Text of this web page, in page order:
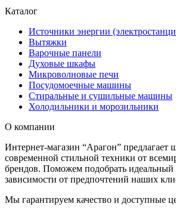
Каталог
Источники энергии
Вытяжки
Варочные панели
Духовые шкафы
Микроволновые печи
Посудомоечные машины
Стиральные и сушильные машины
Холодильники и морозильники
О компании
Интернет-магазин “Арагон” предлагает
современной стильной техники от
брендов. Поможем подобрать идеальный
зависимости от предпочтений наших
Мы гарантируем качество и доступные